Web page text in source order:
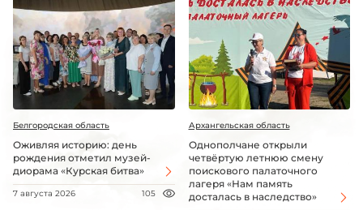
Белгородская область
Оживляя историю: день
рождения отметил музей-
диорама «Курская битва»
7 августа 2026 105
Архангельская область
Однополчане открыли
четвёртую летнюю смену
поискового палаточного
лагеря «Нам память
досталась в наследство»